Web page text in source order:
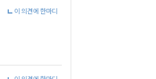
이 의견에 한마디